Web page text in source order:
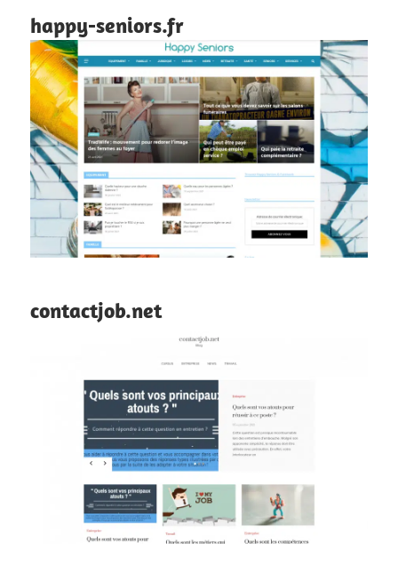
happy-seniors.fr
contactjob.net